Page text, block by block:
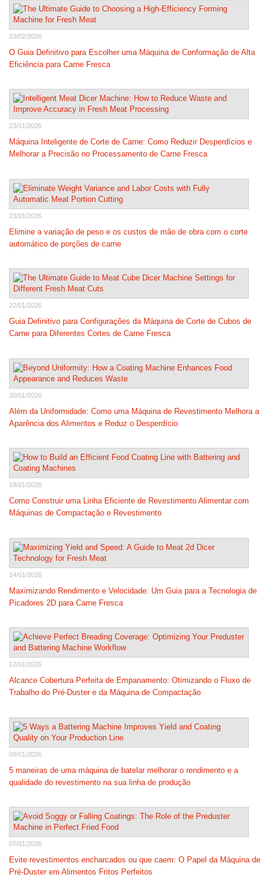
03/02/2026
O Guia Definitivo para Escolher uma Máquina de Conformação de Alta
Eficiência para Carne Fresca
23/01/2026
Máquina Inteligente de Corte de Carne: Como Reduzir Desperdícios e
Melhorar a Precisão no Processamento de Carne Fresca
23/01/2026
Elimine a variação de peso e os custos de mão de obra com o corte
automático de porções de carne
22/01/2026
Guia Definitivo para Configurações da Máquina de Corte de Cubos de
Carne para Diferentes Cortes de Carne Fresca
20/01/2026
Além da Uniformidade: Como uma Máquina de Revestimento Melhora a
Aparência dos Alimentos e Reduz o Desperdício
19/01/2026
Como Construir uma Linha Eficiente de Revestimento Alimentar com
Máquinas de Compactação e Revestimento
14/01/2026
Maximizando Rendimento e Velocidade: Um Guia para a Tecnologia de
Picadores 2D para Carne Fresca
12/01/2026
Alcance Cobertura Perfeita de Empanamento: Otimizando o Fluxo de
Trabalho do Pré-Duster e da Máquina de Compactação
09/01/2026
5 maneiras de uma máquina de batelar melhorar o rendimento e a
qualidade do revestimento na sua linha de produção
07/01/2026
Evite revestimentos encharcados ou que caem: O Papel da Máquina de
Pré-Duster em Alimentos Fritos Perfeitos